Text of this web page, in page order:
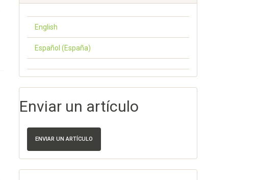
English
Español (España)
Enviar un artículo
ENVIAR UN ARTÍCULO